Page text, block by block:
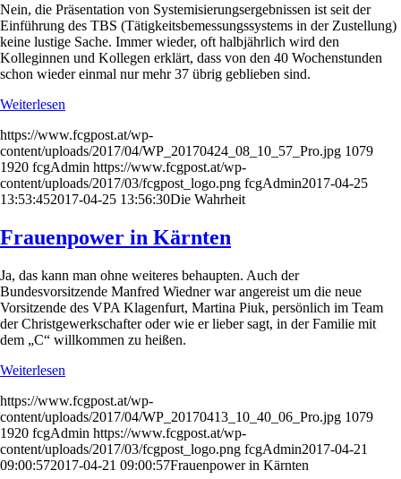
Nein, die Präsentation von Systemisierungsergebnissen ist seit der
Einführung des TBS (Tätigkeitsbemessungssystems in der Zustellung)
keine lustige Sache. Immer wieder, oft halbjährlich wird den
Kolleginnen und Kollegen erklärt, dass von den 40 Wochenstunden
schon wieder einmal nur mehr 37 übrig geblieben sind.
Weiterlesen
https://www.fcgpost.at/wp-
content/uploads/2017/04/WP_20170424_08_10_57_Pro.jpg 1079
1920 fcgAdmin https://www.fcgpost.at/wp-
content/uploads/2017/03/fcgpost_logo.png fcgAdmin2017-04-25
13:53:452017-04-25 13:56:30Die Wahrheit
Frauenpower in Kärnten
Ja, das kann man ohne weiteres behaupten. Auch der
Bundesvorsitzende Manfred Wiedner war angereist um die neue
Vorsitzende des VPA Klagenfurt, Martina Piuk, persönlich im Team
der Christgewerkschafter oder wie er lieber sagt, in der Familie mit
dem „C“ willkommen zu heißen.
Weiterlesen
https://www.fcgpost.at/wp-
content/uploads/2017/04/WP_20170413_10_40_06_Pro.jpg 1079
1920 fcgAdmin https://www.fcgpost.at/wp-
content/uploads/2017/03/fcgpost_logo.png fcgAdmin2017-04-21
09:00:572017-04-21 09:00:57Frauenpower in Kärnten